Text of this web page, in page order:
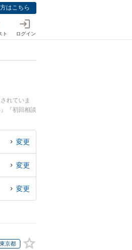
はこちら
ト ログイン
れていま
『初回相談
変更
変更
変更
東京都